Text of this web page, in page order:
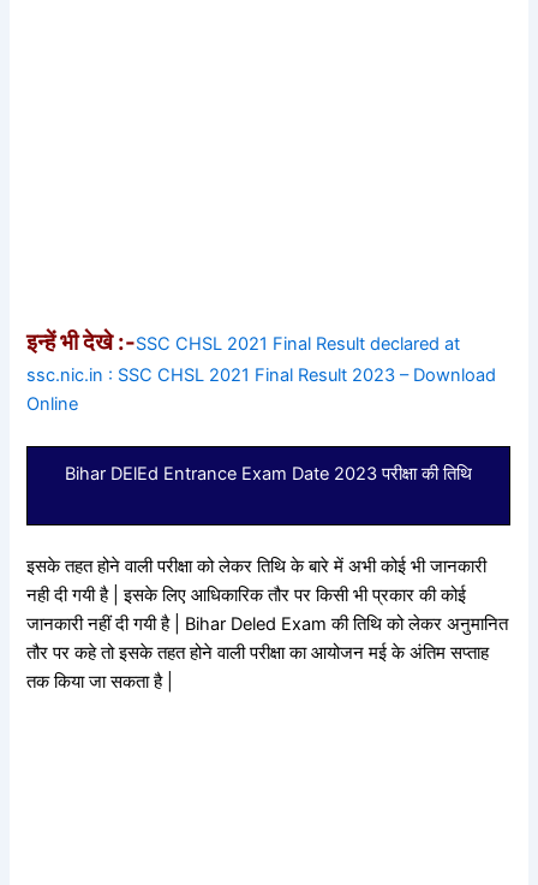
इन्हें भी देखे :-SSC CHSL 2021 Final Result declared at
ssc.nic.in : SSC CHSL 2021 Final Result 2023 – Download
Online
Bihar DElEd Entrance Exam Date 2023 परीक्षा की तिथि
इसके तहत होने वाली परीक्षा को लेकर तिथि के बारे में अभी कोई भी जानकारी
नही दी गयी है | इसके लिए आधिकारिक तौर पर किसी भी प्रकार की कोई
जानकारी नहीं दी गयी है | Bihar Deled Exam की तिथि को लेकर अनुमानित
तौर पर कहे तो इसके तहत होने वाली परीक्षा का आयोजन मई के अंतिम सप्ताह
तक किया जा सकता है |